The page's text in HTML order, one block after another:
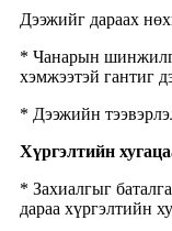
Дээжийг дараах
* Чанарын
хэмжээтэй гантиг
* Дээжийн
Хүргэлтийн
* Захиалгыг
дараа хүргэлтийн